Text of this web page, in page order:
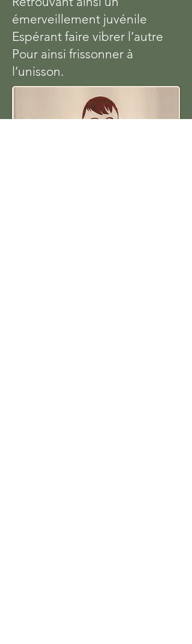
émerveillement juvénile
Espérant faire vibrer l’autre
Pour ainsi frissonner à
l’unisson.